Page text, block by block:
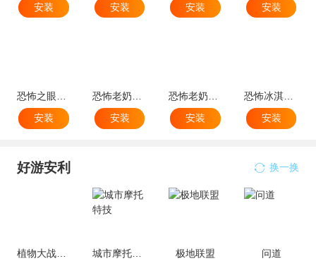
安装
安装
安装
安装
安装
安装
安装
安装
好游安利 换一换
植物大战僵尸杂交重制版手机版
极地联盟
问道